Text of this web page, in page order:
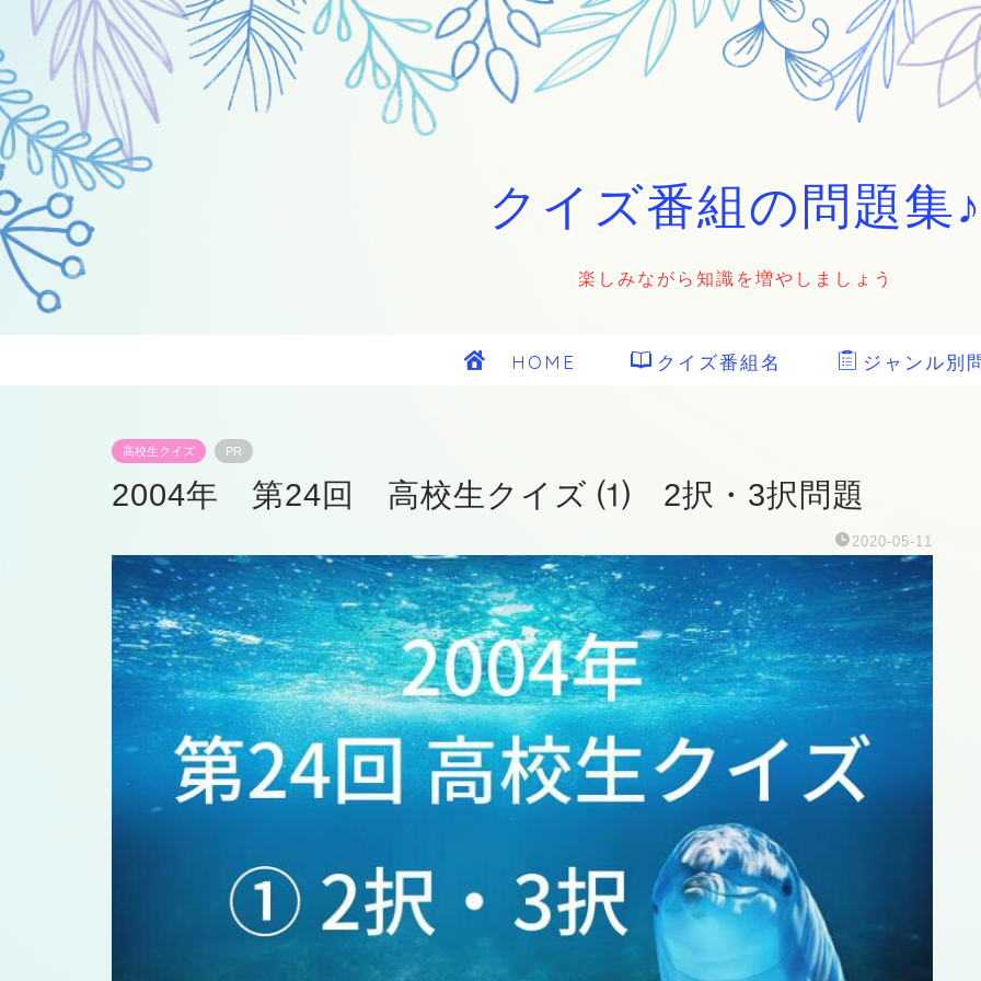
クイズ番組の問題集
楽しみながら知識を増やしましょう
HOME クイズ番組名 ジャンル別
高校生クイズ PR
2004年 第24回 高校生クイズ ⑴ 2択・3択問題
2020-05-11